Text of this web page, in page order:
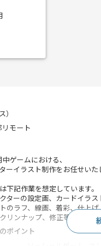
）
モート
ゲームにおける、
ーイラスト制作をお任せいた
下記作業を想定しています。
ターの設定画、カードイラス
のラフ、線画、着彩、仕上げ
リンナップ、修正等
ポイント